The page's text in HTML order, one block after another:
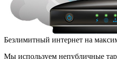
Безлимитный интернет на
Мы используем непубличные